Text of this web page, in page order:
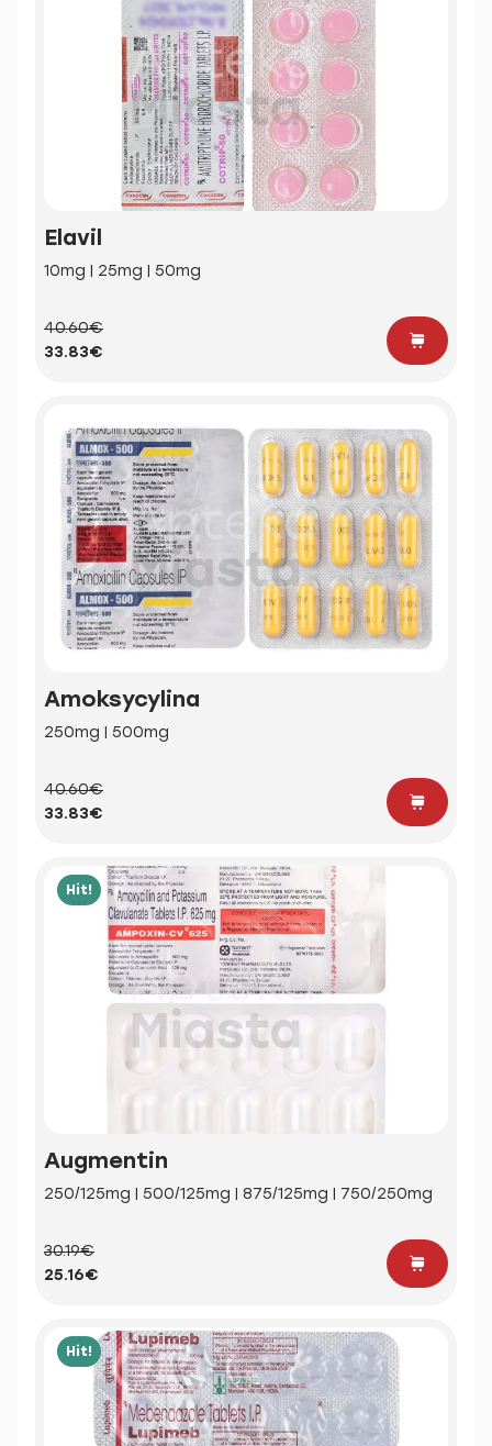
Elavil
10mg | 25mg | 50mg
40.60€
33.83€
Amoksycylina
250mg | 500mg
40.60€
33.83€
Hit!
Augmentin
250/125mg | 500/125mg | 875/125mg | 750/250mg
30.19€
25.16€
Hit!